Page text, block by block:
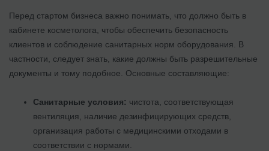
Перед стартом бизнеса важно понимать, что должно быть в
кабинете косметолога, чтобы обеспечить безопасность
клиентов и соблюдение санитарных норм оборудования. В
частности, следует знать, какие должны быть разрешительные
документы и тому подобное. Основные составляющие:
Санитарные условия: чистота, соответствующая
вентиляция, наличие дезинфицирующих средств,
организация работы с медицинскими отходами в
соответствии с нормами.